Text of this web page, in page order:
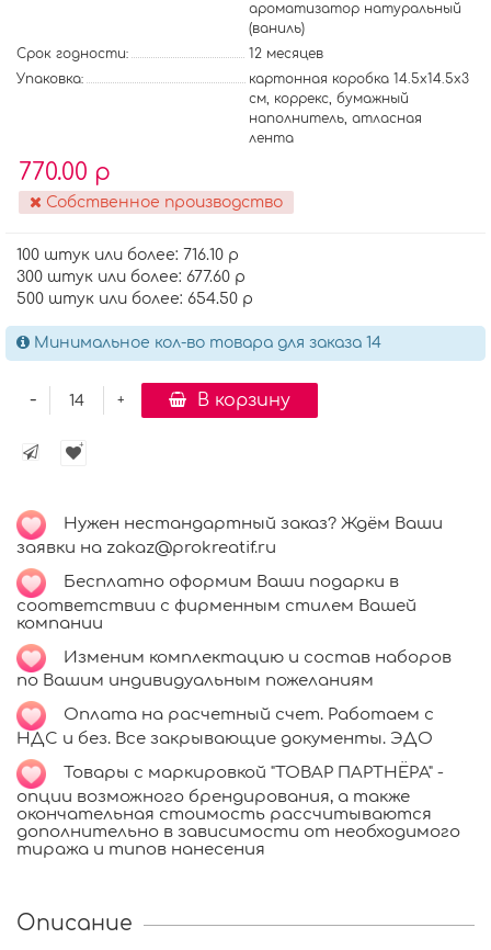
ароматизатор натуральный
(ваниль)
Срок годности:
12 месяцев
Упаковка:
картонная коробка 14.5х14.5х3
см, коррекс, бумажный
наполнитель, атласная
лента
770.00 р
Собственное производство
100 штук или более: 716.10 р
300 штук или более: 677.60 р
500 штук или более: 654.50 р
Минимальное кол-во товара для заказа 14
+
- В корзину
Нужен нестандартный заказ? Ждём Ваши
заявки на zakaz@prokreatif.ru
Бесплатно оформим Ваши подарки в
соответствии с фирменным стилем Вашей
компании
Изменим комплектацию и состав наборов
по Вашим индивидуальным пожеланиям
Оплата на расчетный счет. Работаем с
НДС и без. Все закрывающие документы. ЭДО
Товары с маркировкой "ТОВАР ПАРТНЁРА" -
опции возможного брендирования, а также
окончательная стоимость рассчитываются
дополнительно в зависимости от необходимого
тиража и типов нанесения
Описание